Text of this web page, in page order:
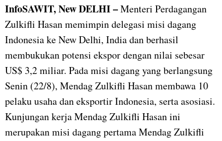
InfoSAWIT,New DELHI –Menteri Perdagangan
Zulkifli Hasan memimpin delegasi misi dagang
Indonesia ke New Delhi, India dan berhasil
membukukan potensi ekspor dengan nilai sebesar
US$ 3,2 miliar. Pada misi dagang yang berlangsung
Senin (22/8), Mendag Zulkifli Hasan membawa 10
pelaku usaha dan eksportir Indonesia, serta asosiasi.
Kunjungan kerja Mendag Zulkifli Hasan ini
merupakan misi dagang pertama Mendag Zulkifli